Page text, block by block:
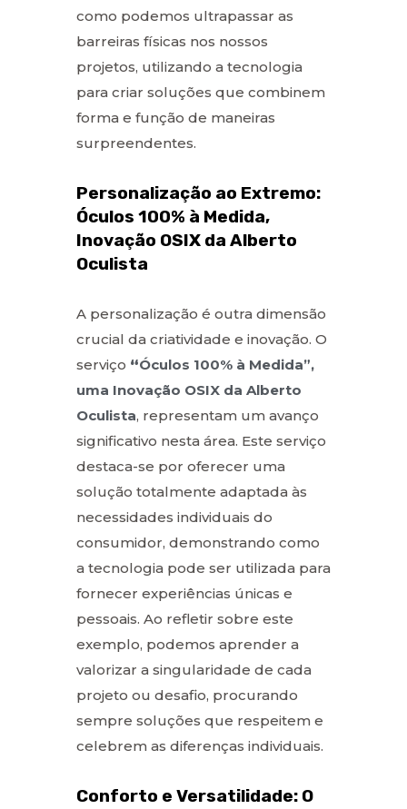
como podemos ultrapassar as
barreiras físicas nos nossos
projetos, utilizando a tecnologia
para criar soluções que combinem
forma e função de maneiras
surpreendentes.
Personalização ao Extremo:
Óculos 100% à Medida,
Inovação OSIX da Alberto
Oculista
A personalização é outra dimensão
crucial da criatividade e inovação. O
serviço “Óculos 100% à Medida”,
uma Inovação OSIX da Alberto
Oculista, representam um avanço
significativo nesta área. Este serviço
destaca-se por oferecer uma
solução totalmente adaptada às
necessidades individuais do
consumidor, demonstrando como
a tecnologia pode ser utilizada para
fornecer experiências únicas e
pessoais. Ao refletir sobre este
exemplo, podemos aprender a
valorizar a singularidade de cada
projeto ou desafio, procurando
sempre soluções que respeitem e
celebrem as diferenças individuais.
Conforto e Versatilidade: O